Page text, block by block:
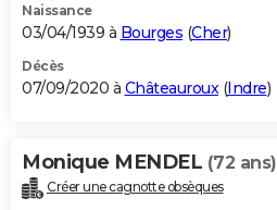
Naissance
03/04/1939 à Bourges (Cher)
Décès
07/09/2020 à Châteauroux(Indre)
Monique MENDEL (72 ans)
Créer une cagnotte obsèques